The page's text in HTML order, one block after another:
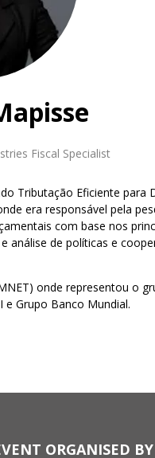
Fiscal Specialist
Tributação Eficiente
era responsável pela
com base nos
de políticas e
onde representou o
e Grupo Banco Mundial.
ORGANISED BY